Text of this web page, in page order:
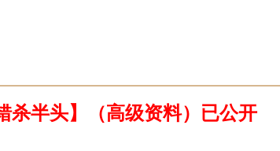
半头】（高级资料）已公开